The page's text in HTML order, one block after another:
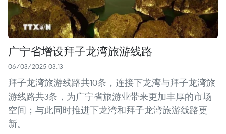
广宁省增设拜子龙湾旅游线路
06/03/2025 03:13
拜子龙湾旅游线路共10条，连接下龙湾与拜子龙湾旅
游线路共3条，为广宁省旅游业带来更加丰厚的市场
空间；与此同时推进下龙湾和拜子龙湾旅游线路更
新。